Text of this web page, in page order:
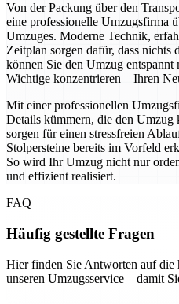
Von der Packung über den
eine professionelle Umzugsfirma
Umzuges. Moderne Technik,
Zeitplan sorgen dafür, dass
können Sie den Umzug
Wichtige konzentrieren – Ihren
Mit einer professionellen
Details kümmern, die den
sorgen für einen stressfreien
Stolpersteine bereits im Vorfeld
So wird Ihr Umzug nicht nur
und effizient realisiert.
FAQ
Häufig gestellte Fragen
Hier finden Sie Antworten auf die
unseren Umzugsservice – damit